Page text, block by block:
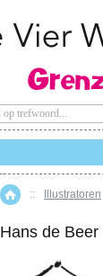
Home
:: Illustratoren
Hans de Beer